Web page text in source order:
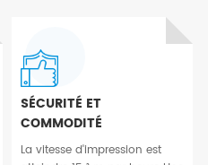
SÉCURITÉ ET
COMMODITÉ
La vitesse d'impression est